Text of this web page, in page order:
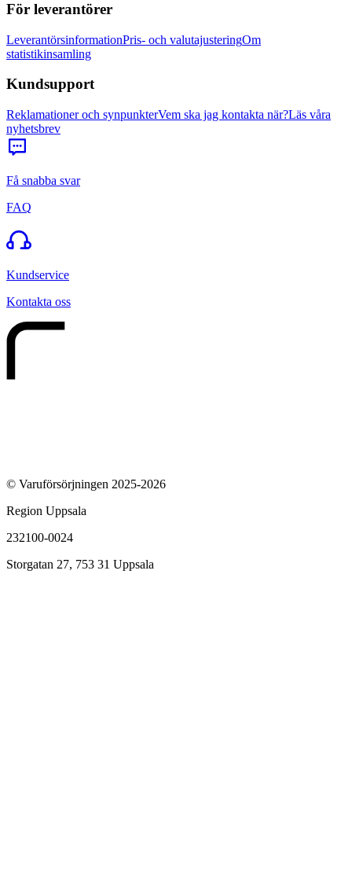
För leverantörer
LeverantörsinformationPris- och valutajusteringOm
statistikinsamling
Kundsupport
Reklamationer och synpunkterVem ska jag kontakta när?Läs våra
nyhetsbrev
Få snabba svar
FAQ
Kundservice
Kontakta oss
© Varuförsörjningen 2025-2026
Region Uppsala
232100-0024
Storgatan 27, 753 31 Uppsala